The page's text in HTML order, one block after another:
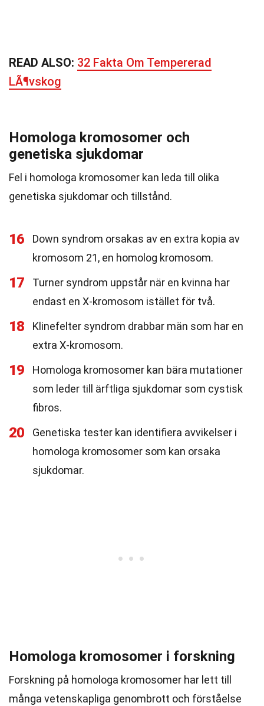
READ ALSO: 32 Fakta Om Tempererad
LÃ¶vskog
Homologa kromosomer och
genetiska sjukdomar
Fel i homologa kromosomer kan leda till olika
genetiska sjukdomar och tillstånd.
16
Down syndrom orsakas av en extra kopia av
kromosom 21, en homolog kromosom.
17
Turner syndrom uppstår när en kvinna har
endast en X-kromosom istället för två.
18
Klinefelter syndrom drabbar män som har en
extra X-kromosom.
19
Homologa kromosomer kan bära mutationer
som leder till ärftliga sjukdomar som cystisk
fibros.
20
Genetiska tester kan identifiera avvikelser i
homologa kromosomer som kan orsaka
sjukdomar.
Homologa kromosomer i forskning
Forskning på homologa kromosomer har lett till
många vetenskapliga genombrott och förståelse